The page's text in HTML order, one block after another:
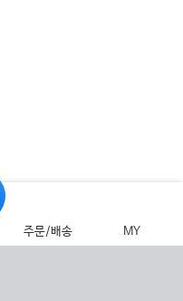
주문/배송 MY